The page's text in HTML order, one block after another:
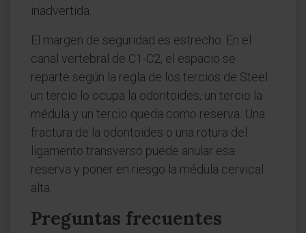
inadvertida.
El margen de seguridad es estrecho. En el
canal vertebral de C1-C2, el espacio se
reparte según la regla de los tercios de Steel:
un tercio lo ocupa la odontoides, un tercio la
médula y un tercio queda como reserva. Una
fractura de la odontoides o una rotura del
ligamento transverso puede anular esa
reserva y poner en riesgo la médula cervical
alta.
Preguntas frecuentes